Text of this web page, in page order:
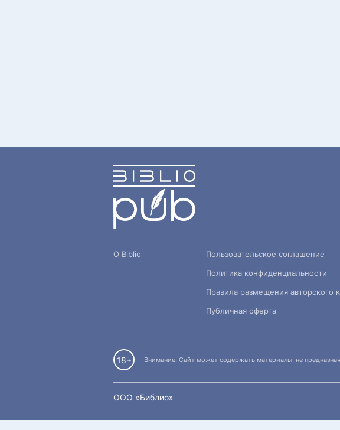
О Biblio
Пользовательское соглашение
Политика конфиденциальности
Правила размещения авторского
Публичная оферта
18+ Внимание! Сайт может содержать материалы, не
OOO «Библио»